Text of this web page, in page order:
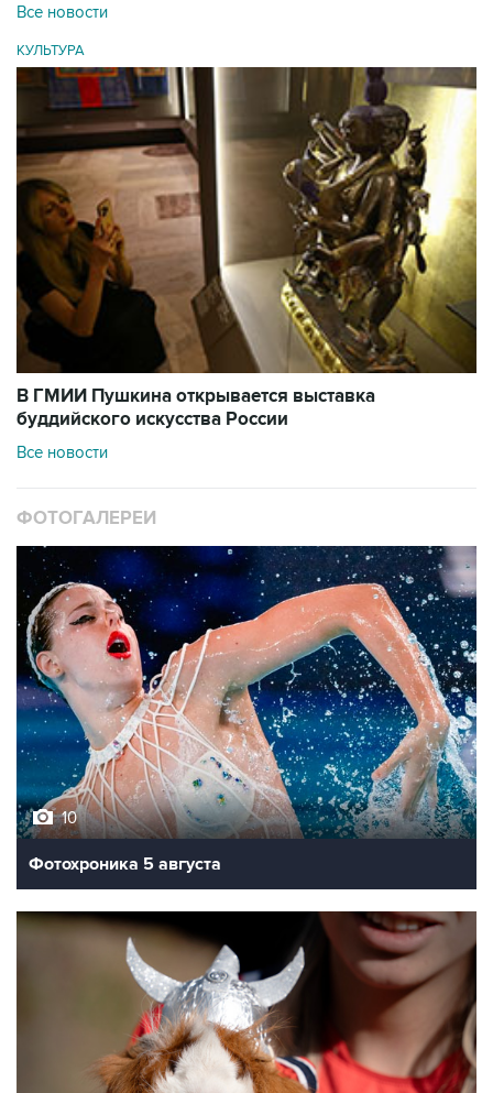
Все новости
КУЛЬТУРА
В ГМИИ Пушкина открывается выставка
буддийского искусства России
Все новости
ФОТОГАЛЕРЕИ
10
Фотохроника 5 августа